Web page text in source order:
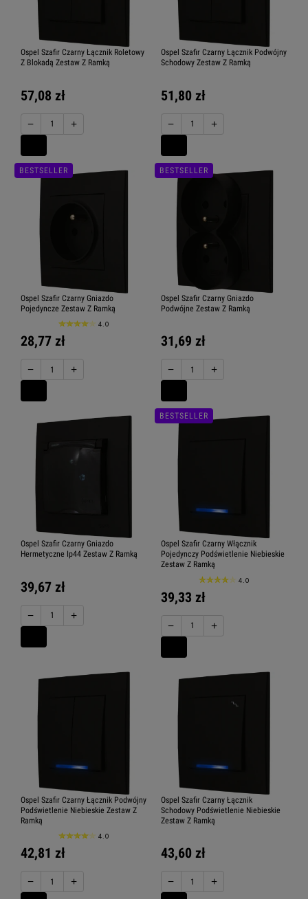
Ospel Szafir Czarny Łącznik Roletowy
Z Blokadą Zestaw Z Ramką
57,08 zł
− +
Ospel Szafir Czarny Łącznik Podwójny
Schodowy Zestaw Z Ramką
51,80 zł
− +
Ospel Szafir Czarny Gniazdo
Pojedyncze Zestaw Z Ramką
4.0
28,77 zł
− +
BESTSELLER
Ospel Szafir Czarny Gniazdo
Podwójne Zestaw Z Ramką
31,69 zł
− +
BESTSELLER
Ospel Szafir Czarny Gniazdo
Hermetyczne Ip44 Zestaw Z Ramką
39,67 zł
− +
Ospel Szafir Czarny Włącznik
Pojedynczy Podświetlenie Niebieskie
Zestaw Z Ramką
4.0
39,33 zł
− +
BESTSELLER
Ospel Szafir Czarny Łącznik Podwójny
Podświetlenie Niebieskie Zestaw Z
Ramką
4.0
42,81 zł
− +
Ospel Szafir Czarny Łącznik
Schodowy Podświetlenie Niebieskie
Zestaw Z Ramką
43,60 zł
− +